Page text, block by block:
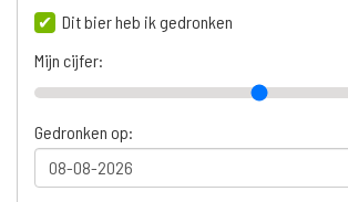
Dit bier heb ik gedronken
Mijn cijfer:
Gedronken op: